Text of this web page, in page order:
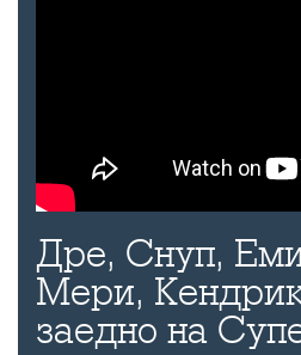
Дре, Снуп,
Мери,
заедно на